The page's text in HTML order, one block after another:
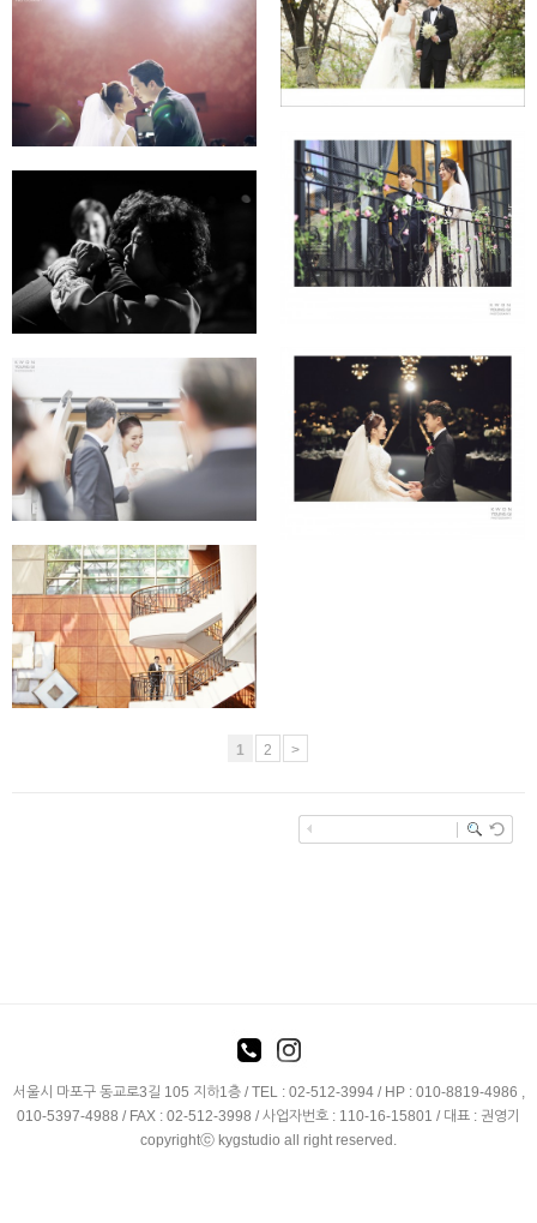
서울대 교수회관 김상윤
♡ 서명희님
★sbs 장주은 아나운서
★~~^^ (플로팅
아일랜드)
GD컨벤션
JK아트컨벤션 조수라
신부님~♡
63빌딩 그랜드볼룸
김기현 ♡ 박소연님
(김재박 감독님)
2017 0305 (플로팅
아일랜드) sbs장주은
아나운서
노보텔 앰배서더 강남
1 2 >
서울시 마포구 동교로3길 105 지하1층 / TEL : 02-512-3994 / HP : 010-8819-4986 ,
010-5397-4988 / FAX : 02-512-3998 / 사업자번호 : 110-16-15801 / 대표 : 권영기
copyrightⓒ kygstudio all right reserved.